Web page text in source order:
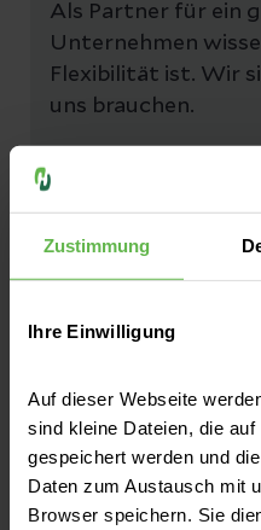
Zustimmung
Ihre Einwilligung
Auf dieser Webseite
sind kleine Dateien, die
gespeichert werden und
Daten zum Austausch mit
Browser speichern. Sie
Als Partner für ein
Unternehmen
Flexibilität ist. Wir
uns brauchen.
Sie erreichen uns
Angebot
Haben Sie
Fristen, Ergonomie
Gesundheit in Ihrem